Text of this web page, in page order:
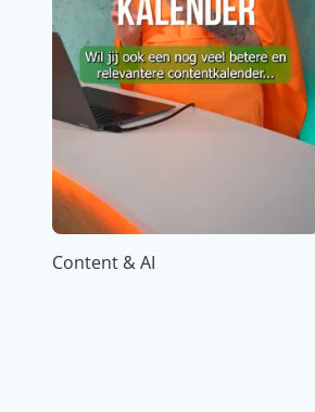
Content & AI